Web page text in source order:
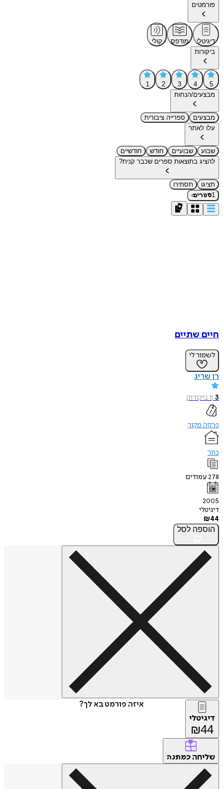
פורמטים
דיגיטלי מודפס
קולי
ביקורות
5
4
3
2
1
מבצעים/הנחות
מבצעים
ספרייה ציבורית
עלו לאתר
שבוע שבועיים חודש
חודשיים
להציג בתוצאות ספרים שכבר קנית?
תציגו
תסתירו
1ספרים›
חיים שתיים
לשמור לי
רן שריג
3
(
1ביקורת)
פרוזה מקור
כתר
278עמודים
2005
דיגיטלי
₪44
הוספה לסל
איזה פורמט בא לך?
דיגיטלי
₪44
שליחה כמתנה